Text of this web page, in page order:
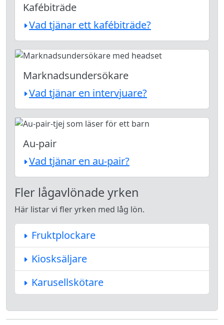
Kafébiträde
Vad tjänar ett kafébiträde?
Marknadsundersökare
Vad tjänar en intervjuare?
Au-pair
Vad tjänar en au-pair?
Fler lågavlönade yrken
Här listar vi fler yrken med låg lön.
Fruktplockare
Kiosksäljare
Karusellskötare